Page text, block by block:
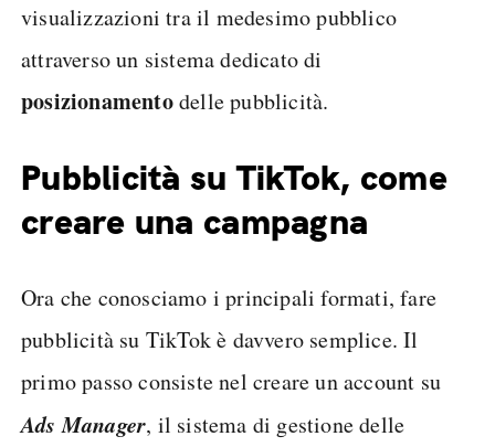
visualizzazioni tra il medesimo pubblico
attraverso un sistema dedicato di
posizionamentodelle pubblicità.
Pubblicità su TikTok, come
creare una campagna
Ora che conosciamo i principali formati, fare
pubblicità su TikTok è davvero semplice. Il
primo passo consiste nel creare un account su
Ads Manager, il sistema di gestione delle